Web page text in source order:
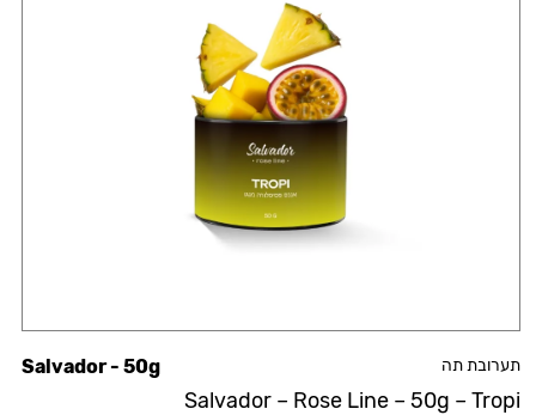
תערובת תה
Salvador – Rose Line – 50g – Tropi
Salvador - 50g